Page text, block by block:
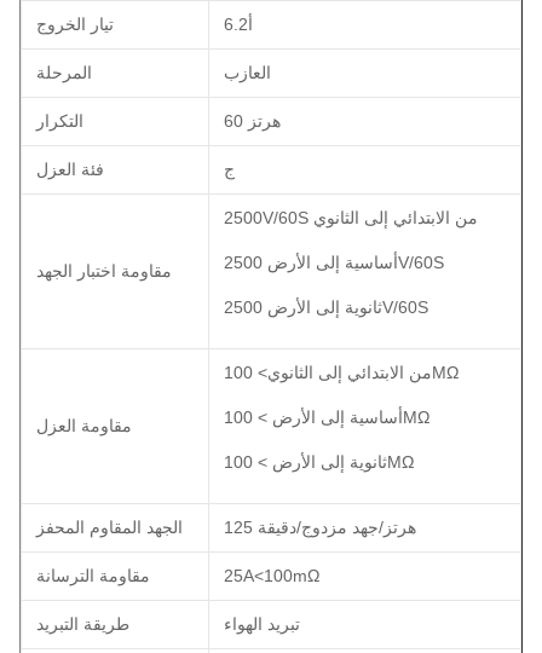
تيار الخروج 6.2أ
المرحلة العازب
التكرار 60 هرتز
فئة العزل ج
مقاومة اختبار الجهد
2500V/60S من الابتدائي إلى الثانوي
أساسية إلى الأرض 2500V/60S
ثانوية إلى الأرض 2500V/60S
مقاومة العزل
من الابتدائي إلى الثانوي> 100MΩ
أساسية إلى الأرض > 100MΩ
ثانوية إلى الأرض > 100MΩ
الجهد المقاوم المحفز 125 هرتز/جهد مزدوج/دقيقة
مقاومة الترسانة 25A<100mΩ
طريقة التبريد تبريد الهواء